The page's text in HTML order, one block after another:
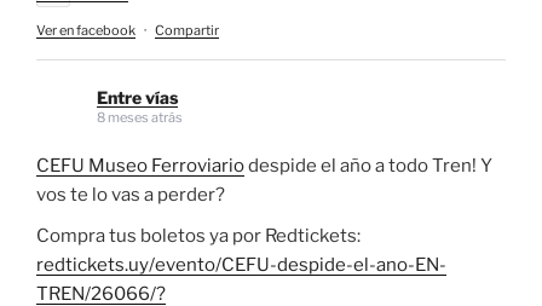
Ver en facebook · Compartir
Entre vías
8 meses atrás
CEFU Museo Ferroviariodespide el año a todo Tren! Y
vos te lo vas a perder?
Compra tus boletos ya por Redtickets:
redtickets.uy/evento/CEFU-despide-el-ano-EN-
TREN/26066/?